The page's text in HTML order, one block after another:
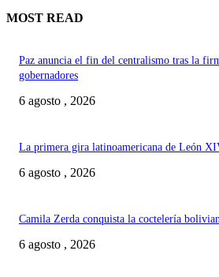
MOST READ
Paz anuncia el fin del centralismo tras la
gobernadores
6 agosto , 2026
La primera gira latinoamericana de León
6 agosto , 2026
Camila Zerda conquista la coctelería
6 agosto , 2026